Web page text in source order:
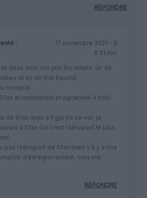
RÉPONDRE
:
17 novembre 2021 - 9
h 31 min
deux amis ont pris les billets: un de
et un de Sidi Bouzid.
complet
et maintenant programmé 4 fois/
de Sfax mais s’il garde ce vol, je
à Sfax car c’est l’aéroport le plus
pas l’aéroport de Sfax mais s’il y a une
d’enregistrement, cela me
RÉPONDRE